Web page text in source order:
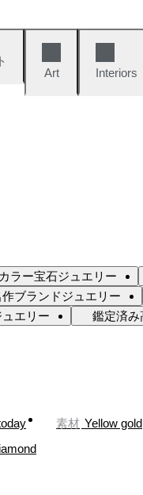
Art
Interiors
カラー宝石ジュエリー
作ブランドジュエリー
エリー
素材 Yellow gold